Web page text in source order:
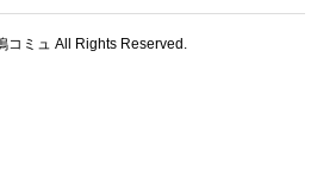
コミュ All Rights Reserved.